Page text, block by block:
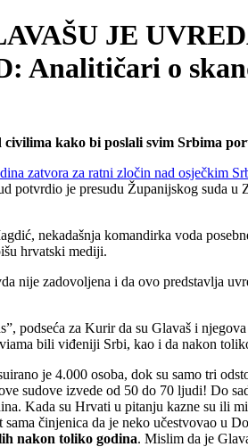
JE
Analitičari o
kako bi poslali svim Srbima
zatvora za ratni zločin nad osječkim
potvrdio je presudu Županijskog suda u
nekadašnja komandirka voda
hrvatski mediji.
nije zadovoljena i da ovo predstavlja
podseća za Kurir da su Glavaš i
bili viđeniji Srbi, kao i da nakon
je 4.000 osoba, dok su samo tri
sudove izvede od 50 do 70 ljudi! Do
Kada su Hrvati u pitanju kazne su ili
činjenica da je neko učestvovao u
nakon toliko godina. Mislim da je